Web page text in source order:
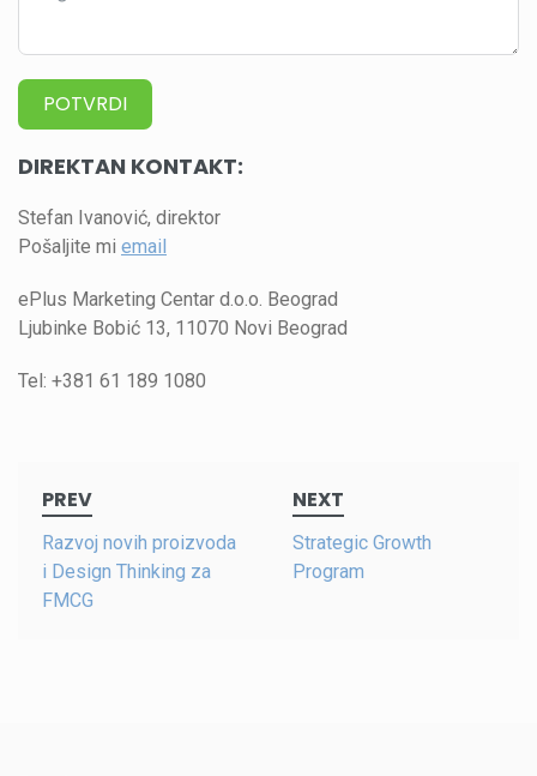
POTVRDI
DIREKTAN KONTAKT:
Stefan Ivanović, direktor
Pošaljite mi email
ePlus Marketing Centar d.o.o. Beograd
Ljubinke Bobić 13, 11070 Novi Beograd
Tel: +381 61 189 1080
navigation
PREV
Razvoj novih proizvoda
i Design Thinking za
FMCG
NEXT
Strategic Growth
Program